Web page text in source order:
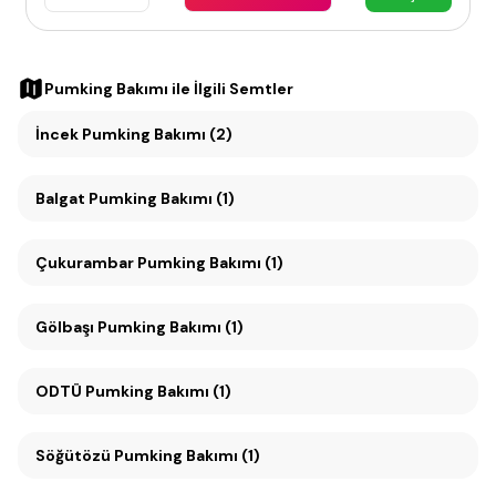
Pumking Bakımı ile İlgili Semtler
İncek Pumking Bakımı (2)
Balgat Pumking Bakımı (1)
Çukurambar Pumking Bakımı (1)
Gölbaşı Pumking Bakımı (1)
ODTÜ Pumking Bakımı (1)
Söğütözü Pumking Bakımı (1)